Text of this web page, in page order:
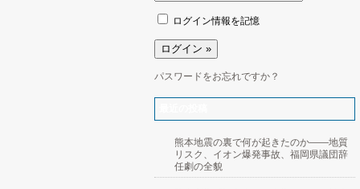
ログイン情報を記憶
パスワードをお忘れですか？
熊本地震の裏で何が起きたのか――地質
リスク、イオン爆発事故、福岡県議団辞
任劇の全貌